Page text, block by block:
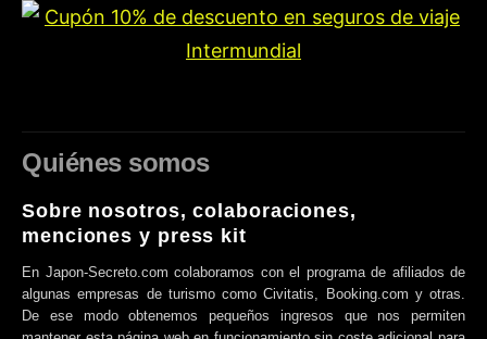
Quiénes somos
Sobre nosotros, colaboraciones,
menciones y press kit
En Japon-Secreto.com colaboramos con el programa de afiliados de
algunas empresas de turismo como Civitatis, Booking.com y otras.
De ese modo obtenemos pequeños ingresos que nos permiten